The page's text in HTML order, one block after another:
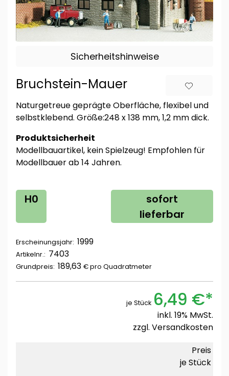
Sicherheitshinweise
Bruchstein-Mauer
Naturgetreue geprägte Oberfläche, flexibel und
selbstklebend. Größe:248 x 138 mm, 1,2 mm dick.
Produktsicherheit
Modellbauartikel, kein Spielzeug! Empfohlen für
Modellbauer ab 14 Jahren.
H0
sofort
lieferbar
Erscheinungsjahr: 1999
Artikelnr.: 7403
Grundpreis: 189,63 € pro Quadratmeter
je Stück 6,49 €*
inkl. 19% MwSt.
zzgl. Versandkosten
Preis
je Stück